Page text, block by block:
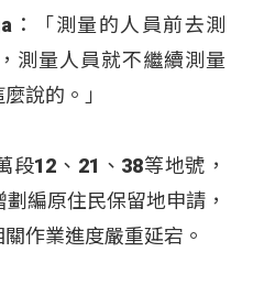
：「測量的人員前去測
測量人員就不繼續測量
說的。」
段12、21、38等地號，
編原住民保留地申請，
作業進度嚴重延宕。